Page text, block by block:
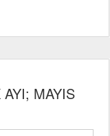
MAYIS